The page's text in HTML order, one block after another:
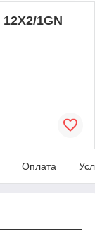
1GN
Оплата